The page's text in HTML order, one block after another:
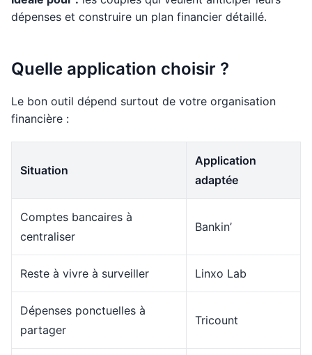
dépenses et construire un plan financier détaillé.
Quelle application choisir ?
Le bon outil dépend surtout de votre organisation
financière :
Situation
Application
adaptée
Comptes bancaires à
centraliser
Bankin’
Reste à vivre à surveiller Linxo Lab
Dépenses ponctuelles à
partager
Tricount